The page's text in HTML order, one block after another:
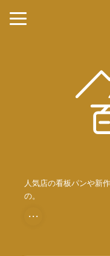
人気店の看板パンや新
の。
・・・